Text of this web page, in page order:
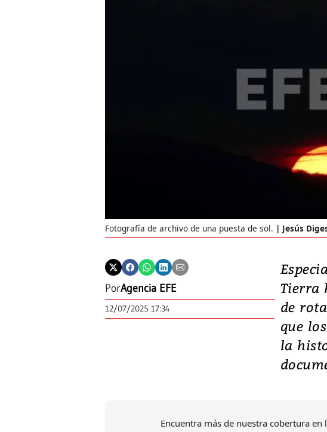
Fotografía de archivo de una puesta de sol. Jesús
PorAgencia EFE
12/07/2025 17:34
Tierra
de
que
la
Encuentra más de nuestra cobertura en